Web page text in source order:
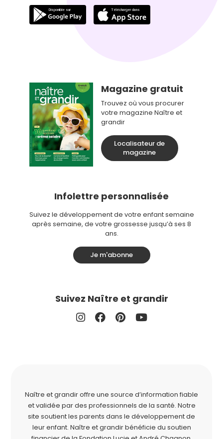
Magazine gratuit
Trouvez où vous procurer
votre magazine Naître et
grandir
Localisateur de
magazine
Infolettre personnalisée
Suivez le développement de votre enfant semaine
après semaine, de votre grossesse jusqu’à ses 8
ans.
Je m'abonne
Suivez Naître et grandir
Naître et grandir offre une source d’information fiable
et validée par des professionnels de la santé. Notre
site soutient les parents dans le développement de
leur enfant. Naître et grandir bénéficie du soutien